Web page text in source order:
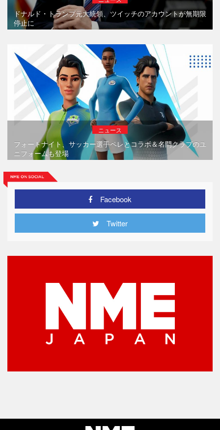
ドナルド・トランプ元大統領、ツイッチのアカウントが無期限
停止に
ニュース
フォートナイト、サッカー選手ペレとコラボ＆名門クラブのユ
ニフォームも登場
Facebook
Twitter